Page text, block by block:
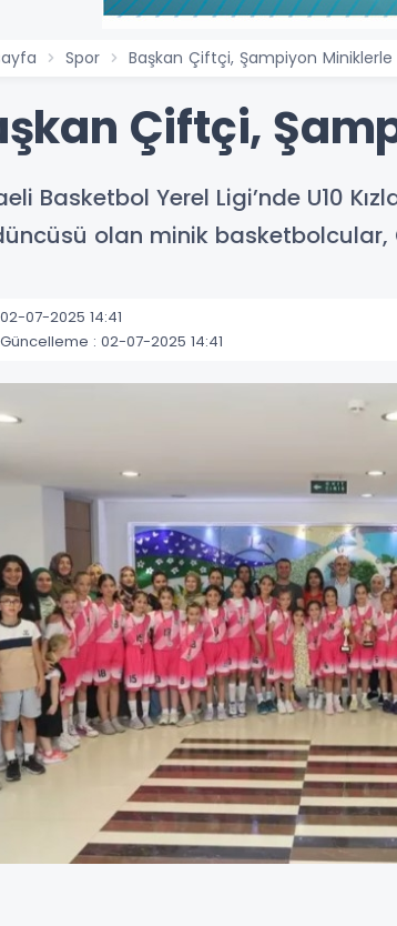
Spor Başkan Çiftçi, Şampiyon Miniklerle
Çiftçi,
Basketbol Yerel Ligi’nde U10
olan minik basketbolcular,
02-07-2025 14:41
Güncelleme : 02-07-2025 14:41